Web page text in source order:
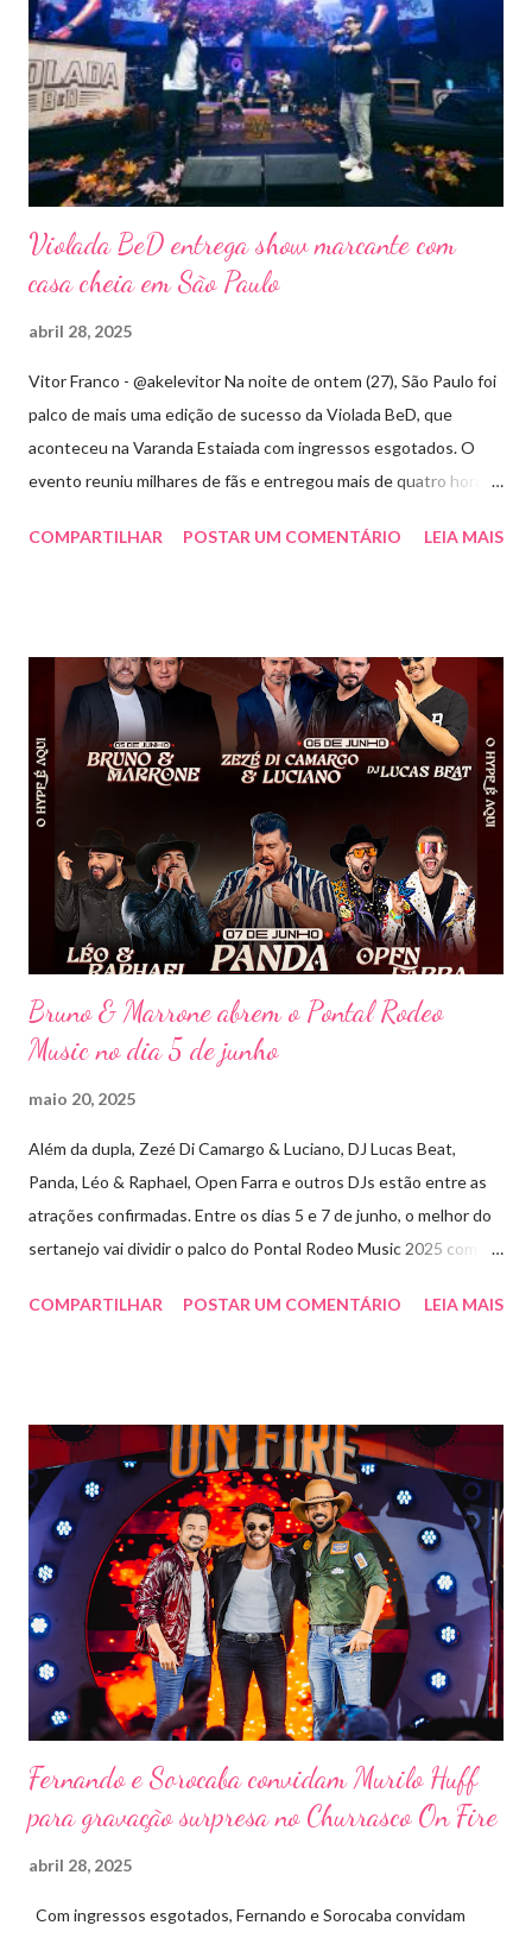
Violada BeD entrega show marcante com
casa cheia em São Paulo
abril 28, 2025
Vitor Franco - @akelevitor Na noite de ontem (27), São Paulo foi
palco de mais uma edição de sucesso da Violada BeD, que
aconteceu na Varanda Estaiada com ingressos esgotados. O
evento reuniu milhares de fãs e entregou mais de quatro horas
de hits, Bruninho & Davi incendiaram o palco e contaram com
única, com o público cantando junto do início ao fim. Criado em
2018, o projeto Violada BeD se tornou uma verdadeira marca
registrada da carreira da dupla, oferecendo ao público um show
imersivo, com horas de duração, que mistura grandes clássicos
do sertanejo com homenagens a outros gêneros. No palco,
Bruninho & Davi transitam com naturalidade entre os seus hits e
releituras de artistas como Sandy & Junior, CPM 22 e
Detonautas, cria...
COMPARTILHAR POSTAR UM COMENTÁRIO LEIA MAIS
Bruno & Marrone abrem o Pontal Rodeo
Music no dia 5 de junho
maio 20, 2025
Além da dupla, Zezé Di Camargo & Luciano, DJ Lucas Beat,
Panda, Léo & Raphael, Open Farra e outros DJs estão entre as
atrações confirmadas. Entre os dias 5 e 7 de junho, o melhor do
sertanejo vai dividir o palco do Pontal Rodeo Music 2025 com o
outras atrações. Esta edição da festa, que ocupa lugar de
requisitados pelos organizadores de eventos em todo o país.
Pela segunda vez, a organização do evento está a cargo da
Marini Eventos — empresa com ampla experiência na promoção
de grandes festivais pelo Brasil, como a retomada da FAPIL
(Feira Agropecuária e Industrial de Leme) no ano passado. O
Pontal Rodeo Music reforça mais uma vez seu compromisso
social: os ingressos poderão ser trocados por 1 kg de alimento
não perecível. Toda a arr...
COMPARTILHAR POSTAR UM COMENTÁRIO LEIA MAIS
Fernando e Sorocaba convidam Murilo Huff
para gravação surpresa no Churrasco On Fire
abril 28, 2025
Com ingressos esgotados, Fernando e Sorocaba convidam